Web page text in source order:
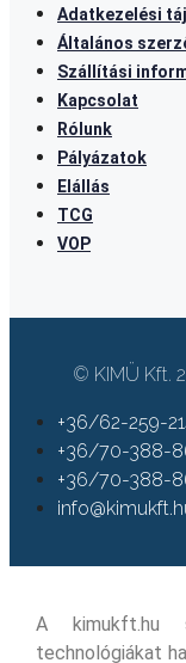
Adatkezelési
Általános
Szállítási
Kapcsolat
Rólunk
Pályázatok
Elállás
TCG
VOP
© KIMÜ Kft.
+36/62-259-
+36/70-388-
+36/70-388-
A kimukft.hu
technológiákat